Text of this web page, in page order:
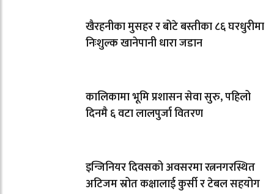
खैरहनीका मुसहर र बोटे बस्तीका ८६ घरधुरीमा
निःशुल्क खानेपानी धारा जडान
कालिकामा भूमि प्रशासन सेवा सुरु, पहिलो
दिनमै ६ वटा लालपुर्जा वितरण
इन्जिनियर दिवसको अवसरमा रत्ननगरस्थित
अटिजम स्रोत कक्षालाई कुर्सी र टेबल सहयोग